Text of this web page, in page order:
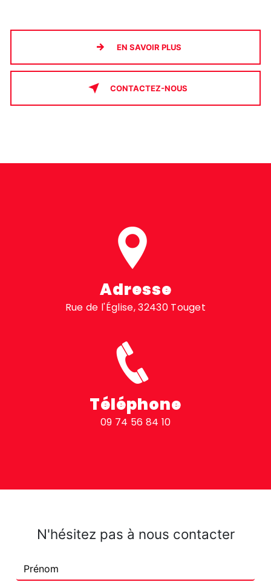
EN SAVOIR PLUS
CONTACTEZ-NOUS
Adresse
Rue de l'Église, 32430 Touget
Téléphone
09 74 56 84 10
N'hésitez pas à nous contacter